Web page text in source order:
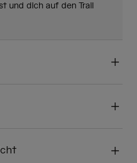
und dich auf den Trail